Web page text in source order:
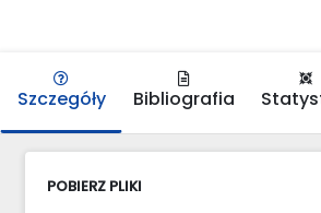
Szczegóły Bibliografia
POBIERZ PLIKI